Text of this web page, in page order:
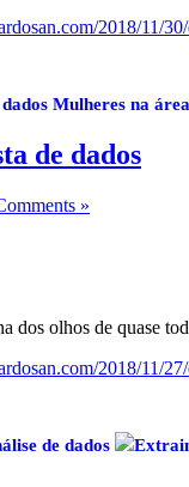
2018/11/
Mulheres na
de dados
»
dos olhos de quase
2018/11/
de dados